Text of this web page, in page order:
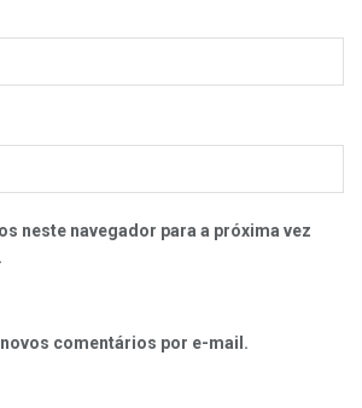
neste navegador para a próxima vez
comentários por e-mail.